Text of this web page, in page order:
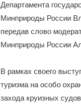
Департамента
Минприроды России
передав слово
Минприроды России
В рамках своего
туризма на особо
захода круизных